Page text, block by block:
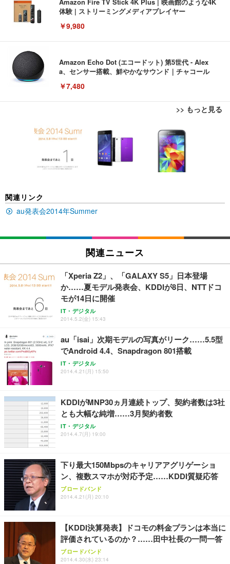
体験 | ストリーミングメディアプレイヤー
￥9,980
Amazon Echo Dot (エコードット) 第5世代 - Alex
a、センサー搭載、鮮やかなサウンド｜チャコール
￥7,480
>> もっと見る
[EdoErgo] オフィスチェア 椅子 テレワーク 疲れな
い 跳ね上げ式アームレスト コンパクト 約105度ロッ
キング pc 事務椅子 360度回転 座面昇降 強化ナイロ
ン樹脂ベース 通気性メッシュ 在宅ワーク H-WY01
(黒網+黒枠+黒足)
￥5,699
ュチェア 人間工学 疲れない ブラック
￥27,999
Sezlife オフィスチェア デスクチェア 疲れない テレ
ワーク チェア 強化バックレスト 30度ロッキング機
レスト 3Dヘッドレスト ハンガー付き 高反発クッシ
ョン PCチェア 通気性メッシュ ゲーミング/勉強/事
務用 おしゃれ パソコンチェア (ブラック)
￥7,680
Sezlife オフィスチェア デスクチェア 疲れない テレ
ワーク チェア 強化バックレスト 30度ロッキング機
レスト 3Dヘッドレスト ハンガー付き 高反発クッシ
ョン PCチェア 通気性メッシュ ゲーミング/勉強/事
務用 おしゃれ パソコンチェア (ホワイト)
￥7,680
ANDWINT オフィスチェア デスクチェア 肘なし メ
ト 幅52×奥行58.5×高さ84～96cm テレワーク 在宅
勤務 ブラック
￥4,139
EIZO ビジネス向けプレミアムモニター | FlexScan
EV3240X-WT | 31.5型4K UHD・USB Type-C・ホワ
イト
￥105,595
イト
【純正品】27"ゲーミングモニター DualSense 充電
フック付き（CFI-ZDM1J）
￥49,979
【整備済み品】Dell E2724HS 27インチ 液晶モニタ
ー フルHD（1920×1080）VA 非光沢 HDMI/DisplayP
応 ComfortView ビジネス向け
￥15,800
【MiniLED/24.5inch/280Hz/FHD】GRAPHT THE S
像低減 (3年保証 | 輝点保証 | 日本メーカー)
￥34,980
Amazonベーシック ペットシーツ 薄型 レギュラー 1
回使い捨て 無香料 ホワイト 300枚
￥3,373
x2袋(84枚) ホワイト(吸収面:ライトブルー)
￥3,234
ネオ・ルーライフ ネオ・オムツ L 中型犬用 26枚入
り 単品
￥1,800
Smart Basic(スマートベーシック) 【Amazon.co.jp
限定】 Smart Basic アイリスオーヤマ ペットシーツ
￥3,670
アイリスオーヤマ ペットシーツ 超厚型 お徳用 レギ
￥3,731
関連リンク
au発表会2014年Summer
関連ニュース
「Xperia Z2」、「GALAXY S5」日本登場
か……夏モデル発表会、KDDIが8日、NTTドコ
モが14日に開催
IT・デジタル
2014.5.2(金) 15:43
au「isai」次期モデルの写真がリーク……5.5型
でAndroid 4.4、Snapdragon 801搭載
IT・デジタル
2014.4.21(月) 15:50
KDDIがMNP30ヵ月連続トップ、契約者数は3社
とも大幅な純増……3月契約者数
IT・デジタル
2014.4.7(月) 19:00
下り最大150Mbpsのキャリアアグリゲーショ
ン、複数スマホが対応予定……KDDI質疑応答
ブロードバンド
2014.4.21(月) 20:10
【KDDI決算発表】ドコモの料金プランは本当に
評価されているのか？……田中社長の一問一答
ブロードバンド
2014.4.30(水) 23:14